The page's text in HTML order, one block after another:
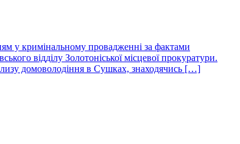
у кримінальному провадженні за фактами
відділу Золотоніської місцевої прокуратури.
домоволодіння в Сушках, знаходячись […]